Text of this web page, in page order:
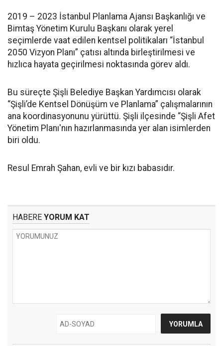
2019 – 2023 İstanbul Planlama Ajansı Başkanlığı ve
Bimtaş Yönetim Kurulu Başkanı olarak yerel
seçimlerde vaat edilen kentsel politikaları “İstanbul
2050 Vizyon Planı” çatısı altında birleştirilmesi ve
hızlıca hayata geçirilmesi noktasında görev aldı.
Bu süreçte Şişli Belediye Başkan Yardımcısı olarak
“Şişli’de Kentsel Dönüşüm ve Planlama” çalışmalarının
ana koordinasyonunu yürüttü. Şişli ilçesinde “Şişli Afet
Yönetim Planı'nın hazırlanmasında yer alan isimlerden
biri oldu.
Resul Emrah Şahan, evli ve bir kızı babasıdır.
HABERE YORUM KAT